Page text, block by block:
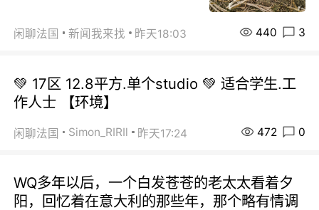
闲聊法国 新闻我来找 昨天18:03 440 3
💚 17区 12.8平方.单个studio 💚 适合学生.工
作人士 【环境】
闲聊法国 Simon_RIRIl 昨天17:24 472 0
WQ多年以后，一个白发苍苍的老太太看着夕
阳，回忆着在意大利的那些年，那个略有情调